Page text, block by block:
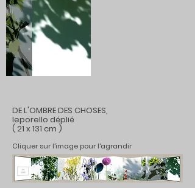
DE L'OMBRE DES CHOSES,
leporello déplié
( 21 x 131 cm )
Cliquer sur l'image pour l'agrandir